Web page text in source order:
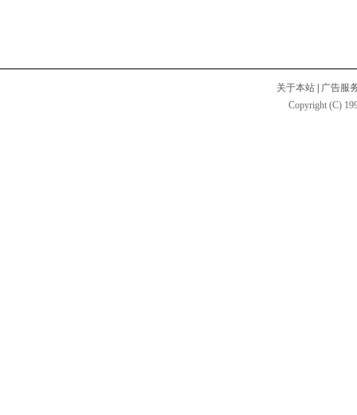
关于本站
广告服
Copyright (C)